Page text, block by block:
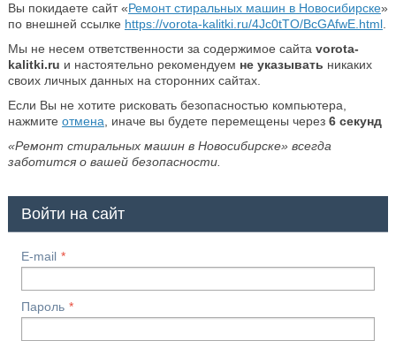
Вы покидаете сайт «Ремонт стиральных машин в Новосибирске»
по внешней ссылке https://vorota-kalitki.ru/4Jc0tTO/BcGAfwE.html.
Мы не несем ответственности за содержимое сайта vorota-
kalitki.ru и настоятельно рекомендуем не указывать никаких
своих личных данных на сторонних сайтах.
Если Вы не хотите рисковать безопасностью компьютера,
нажмите отмена , иначе вы будете перемещены через 6секунд
«Ремонт стиральных машин в Новосибирске» всегда
заботится о вашей безопасности.
Войти на сайт
E-mail
Пароль